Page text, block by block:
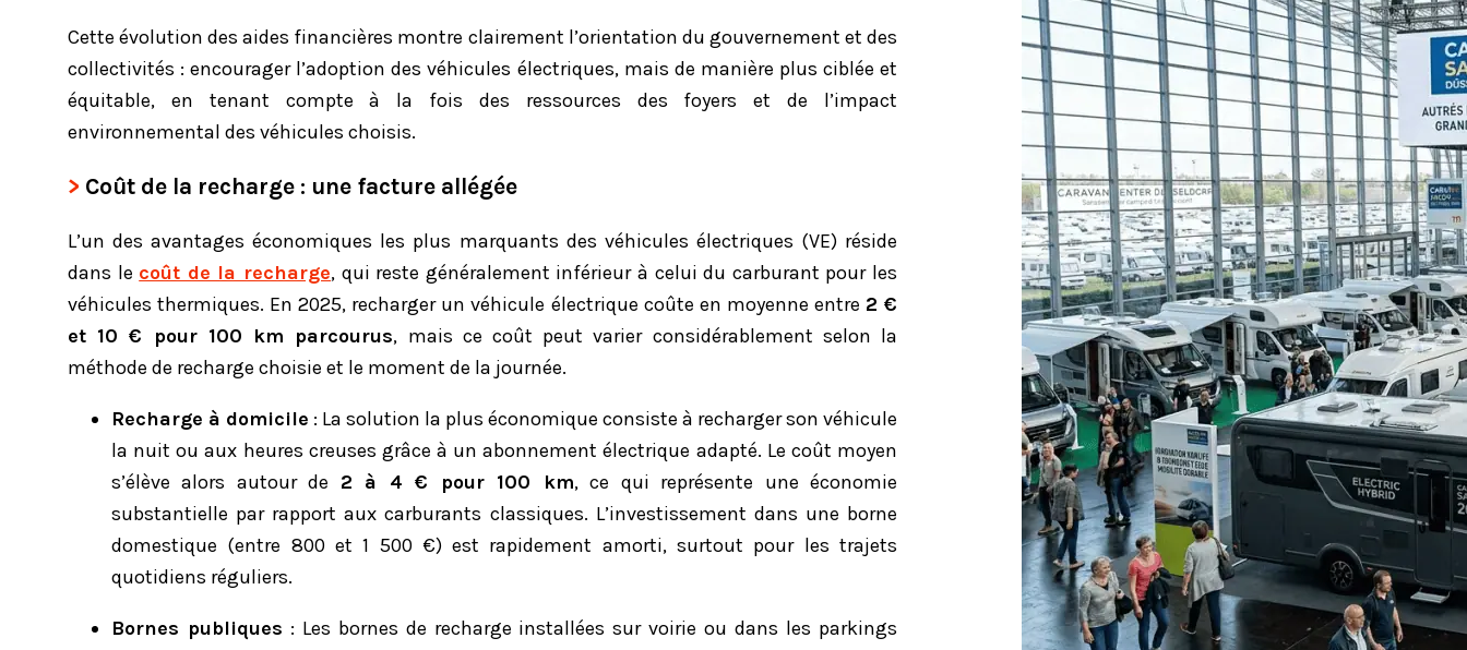
Cette évolution des aides financières montre clairement l’orientation du gouvernement et des
collectivités : encourager l’adoption des véhicules électriques, mais de manière plus ciblée et
équitable, en tenant compte à la fois des ressources des foyers et de l’impact
environnemental des véhicules choisis.
Coût de la recharge : une facture allégée
L’un des avantages économiques les plus marquants des véhicules électriques (VE) réside
dans le coût de la recharge, qui reste généralement inférieur à celui du carburant pour les
véhicules thermiques. En 2025, recharger un véhicule électrique coûte en moyenne entre 2 €
et 10 € pour 100 km parcourus, mais ce coût peut varier considérablement selon la
méthode de recharge choisie et le moment de la journée.
Recharge à domicile : La solution la plus économique consiste à recharger son véhicule
la nuit ou aux heures creuses grâce à un abonnement électrique adapté. Le coût moyen
s’élève alors autour de 2 à 4 € pour 100 km, ce qui représente une économie
substantielle par rapport aux carburants classiques. L’investissement dans une borne
domestique (entre 800 et 1 500 €) est rapidement amorti, surtout pour les trajets
quotidiens réguliers.
Bornes publiques : Les bornes de recharge installées sur voirie ou dans les parkings